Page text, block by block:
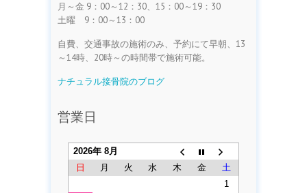
月～金 9：00～12：30、15：00～19：30
土曜 9：00～13：00
自費、交通事故の施術のみ、予約にて早朝、13
～14時、20時～の時間帯で施術可能。
ナチュラル接骨院のブログ
営業日
2026年 8月
日
月 火 水 木 金
土
1